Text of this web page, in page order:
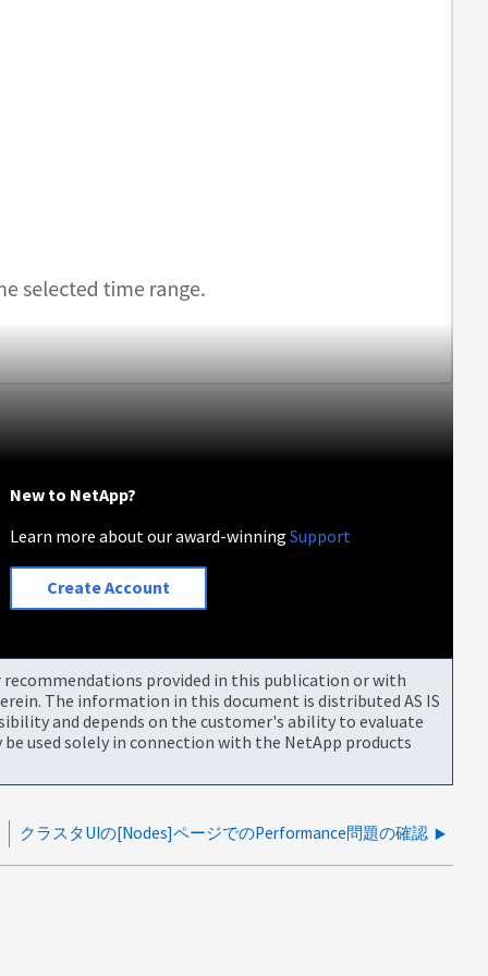
New to NetApp?
Learn more about our award-winningSupport
Create Account
provided in this publication or with
The information in this document is distributed AS IS
and depends on the customer's ability to evaluate
used solely in connection with the NetApp products
クラスタUIの[Nodes]ページでのPerformance問題の確認